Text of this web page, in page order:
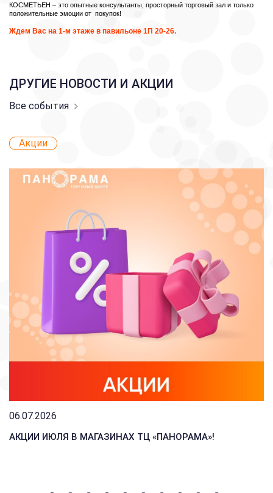
КОСМЕТЬЕН – это опытные консультанты, просторный торговый зал и только
положительные эмоции от покупок!
Ждем Вас на 1-м этаже в павильоне 1П 20-26.
ДРУГИЕ НОВОСТИ И АКЦИИ
Все события
Акции
06.07.2026
АКЦИИ ИЮЛЯ В МАГАЗИНАХ ТЦ «ПАНОРАМА»!